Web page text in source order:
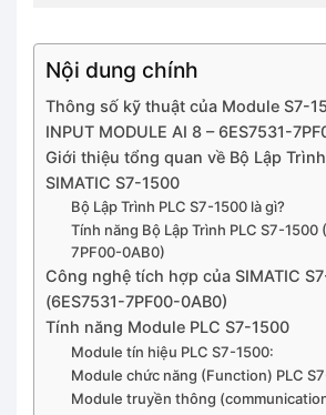
Nội dung chính
Thông số kỹ thuật của Module S7-
INPUT MODULE AI 8 – 6ES7531-
Giới thiệu tổng quan về Bộ Lập
SIMATIC S7-1500
Bộ Lập Trình PLC S7-1500 là gì?
Tính năng Bộ Lập Trình PLC S7-1500
7PF00-0AB0)
Công nghệ tích hợp của SIMATIC
(6ES7531-7PF00-0AB0)
Tính năng Module PLC S7-1500
Module tín hiệu PLC S7-1500:
Module chức năng (Function) PLC
Module truyền thông